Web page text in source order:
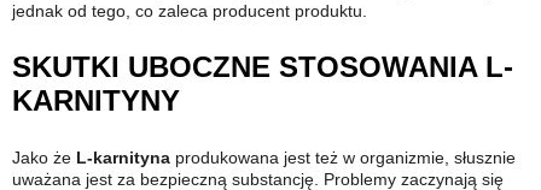
jednak od tego, co zaleca producent produktu.
SKUTKI UBOCZNE STOSOWANIA L-
KARNITYNY
Jako że L-karnityna produkowana jest też w organizmie, słusznie
uważana jest za bezpieczną substancję. Problemy zaczynają się